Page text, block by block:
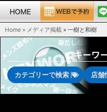
Home » メディア掲載 » 一樹と和樹
キーワ
カテゴリーで検索 | 店舗